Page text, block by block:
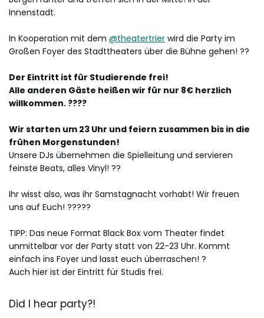
Innenstadt.
In Kooperation mit dem @theatertrier wird die Party im
Großen Foyer des Stadttheaters über die Bühne gehen! ??
Der Eintritt ist für Studierende frei!
Alle anderen Gäste heißen wir für nur 8€ herzlich
willkommen. ??‍??
Wir starten um 23 Uhr und feiern zusammen bis in die
frühen Morgenstunden!
Unsere DJs übernehmen die Spielleitung und servieren
feinste Beats, alles Vinyl! ??
Ihr wisst also, was ihr Samstagnacht vorhabt! Wir freuen
uns auf Euch! ?????
TIPP: Das neue Format Black Box vom Theater findet
unmittelbar vor der Party statt von 22-23 Uhr. Kommt
einfach ins Foyer und lasst euch überraschen! ?
Auch hier ist der Eintritt für Studis frei.
Did I hear party?!